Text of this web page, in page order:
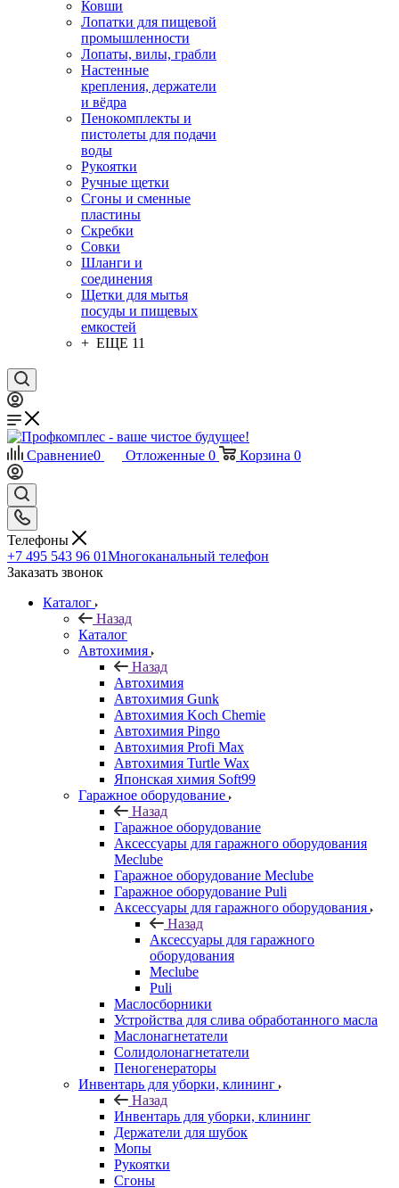
Ковши
Лопатки для пищевой
промышленности
Лопаты, вилы, грабли
Настенные
крепления, держатели
и вёдра
Пенокомплекты и
пистолеты для подачи
воды
Рукоятки
Ручные щетки
Сгоны и сменные
пластины
Скребки
Совки
Шланги и
соединения
Щетки для мытья
посуды и пищевых
емкостей
+ ЕЩЕ 11
Сравнение0 Отложенные 0 Корзина 0
Телефоны
+7 495 543 96 01Многоканальный телефон
Заказать звонок
Каталог
Назад
Каталог
Автохимия
Назад
Автохимия
Автохимия Gunk
Автохимия Koch Chemie
Автохимия Pingo
Автохимия Profi Max
Автохимия Turtle Wax
Японская химия Soft99
Гаражное оборудование
Назад
Гаражное оборудование
Аксессуары для гаражного оборудования
Meclube
Гаражное оборудование Meclube
Гаражное оборудование Puli
Аксессуары для гаражного оборудования
Назад
Аксессуары для гаражного
оборудования
Meclube
Puli
Маслосборники
Устройства для слива обработанного масла
Маслонагнетатели
Солидолонагнетатели
Пеногенераторы
Инвентарь для уборки, клининг
Назад
Инвентарь для уборки, клининг
Держатели для шубок
Мопы
Рукоятки
Сгоны